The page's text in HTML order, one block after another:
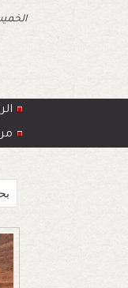
الخميس 6